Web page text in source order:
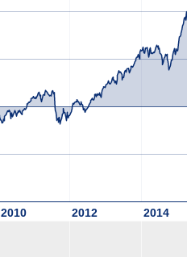
2010 2012 2014